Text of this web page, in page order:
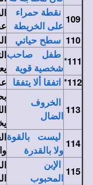
109 نقطة حمراء
على الخريطة
110 سطح حياتي
111
* طفل صاحب
شخصية قوية
112
* اتفقا ألا يتفقا
113
الخروف
الضال
114 ليست بالقوة
ولا بالقدرة
115
الإبن
المحبوب